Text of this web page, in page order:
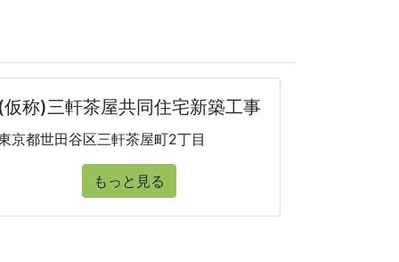
称)三軒茶屋共同住宅新築工事
京都世田谷区三軒茶屋町2丁目
もっと見る